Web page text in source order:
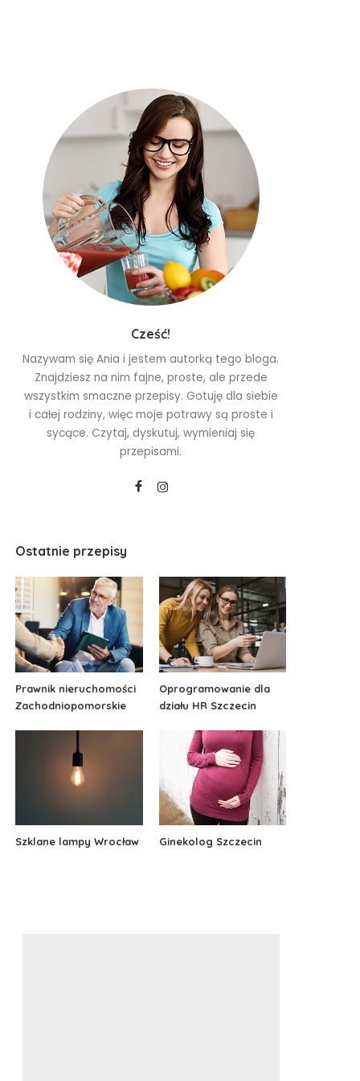
Cześć!
Nazywam się Ania i jestem autorką tego bloga.
Znajdziesz na nim fajne, proste, ale przede
wszystkim smaczne przepisy. Gotuję dla siebie
i całej rodziny, więc moje potrawy są proste i
sycące. Czytaj, dyskutuj, wymieniaj się
przepisami.
Ostatnie przepisy
Prawnik nieruchomości
Zachodniopomorskie
Oprogramowanie dla
działu HR Szczecin
Szklane lampy Wrocław Ginekolog Szczecin